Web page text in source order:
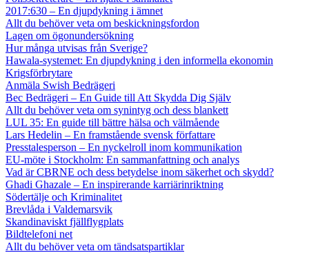
2017:630 – En djupdykning i ämnet
Allt du behöver veta om beskickningsfordon
Lagen om ögonundersökning
Hur många utvisas från Sverige?
Hawala-systemet: En djupdykning i den informella ekonomin
Krigsförbrytare
Anmäla Swish Bedrägeri
Bec Bedrägeri – En Guide till Att Skydda Dig Själv
Allt du behöver veta om synintyg och dess blankett
LUL 35: En guide till bättre hälsa och välmående
Lars Hedelin – En framstående svensk författare
Presstalesperson – En nyckelroll inom kommunikation
EU-möte i Stockholm: En sammanfattning och analys
Vad är CBRNE och dess betydelse inom säkerhet och skydd?
Ghadi Ghazale – En inspirerande karriärinriktning
Södertälje och Kriminalitet
Brevlåda i Valdemarsvik
Skandinaviskt fjällflygplats
Bildtelefoni net
Allt du behöver veta om tändsatspartiklar